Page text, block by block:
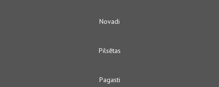
Novadi
Pilsētas
Pagasti